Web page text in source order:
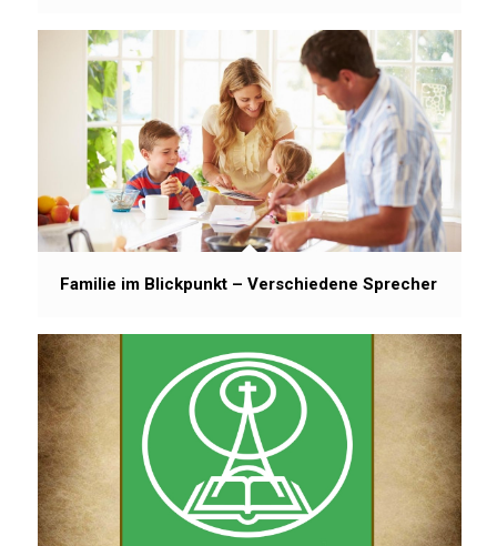
Familie im Blickpunkt – Verschiedene Sprecher